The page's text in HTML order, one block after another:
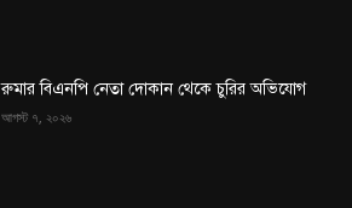
রুমার বিএনপি নেতা দোকান থেকে চুরির অভিযোগ
আগস্ট ৭, ২০২৬